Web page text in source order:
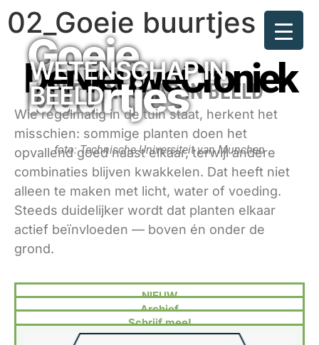
02_Goeie buurtjes
DeNieuweCroniek
WETENSCHAP IN BEELD
foto: Technische Universiteit van Munchen
Goeie
buurtjes
WETENSCHAP IN
BEELD
Wie regelmatig in de tuin staat, herkent het
misschien: sommige planten doen het
opvallend goed naast elkaar, terwijl andere
combinaties blijven kwakkelen. Dat heeft niet
alleen te maken met licht, water of voeding.
Steeds duidelijker wordt dat planten elkaar
actief beïnvloeden — boven én onder de
grond.
NIEUW
Archief
Schrijf mee!